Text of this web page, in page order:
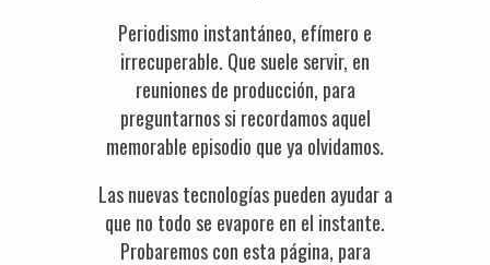
Periodismo instantáneo, efímero e
irrecuperable. Que suele servir, en
reuniones de producción, para
preguntarnos si recordamos aquel
memorable episodio que ya olvidamos.
Las nuevas tecnologías pueden ayudar a
que no todo se evapore en el instante.
Probaremos con esta página, para